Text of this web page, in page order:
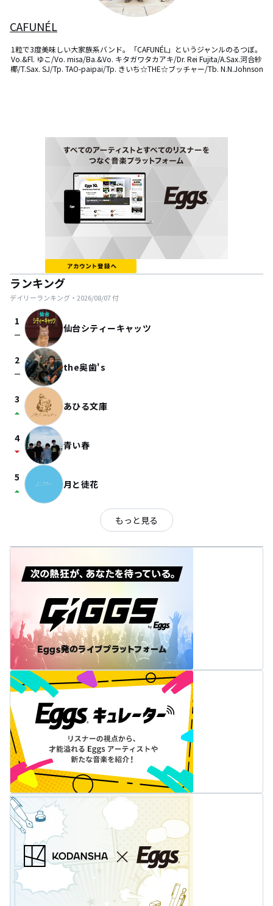
CAFUNÉL
1粒で3度美味しい大家族系バンド。「CAFUNÉL」というジャンルのるつぼ。
Vo.&Fl. ゆこ/Vo. misa/Ba.&Vo. キタガワタカアキ/Dr. Rei Fujita/A.Sax.河合紗
椰/T.Sax. SJ/Tp. TAO-paipai/Tp. きいち☆THE☆ブッチャー/Tb. N.N.Johnson
ランキング
デイリーランキング・ 2026/08/07付
1
check_indeterminate_small 仙台シティーキャッツ
2
check_indeterminate_small the奥歯's
3
arrow_drop_up あひる文庫
4
arrow_drop_down 青い春
5
arrow_drop_up 月と徒花
もっと見る